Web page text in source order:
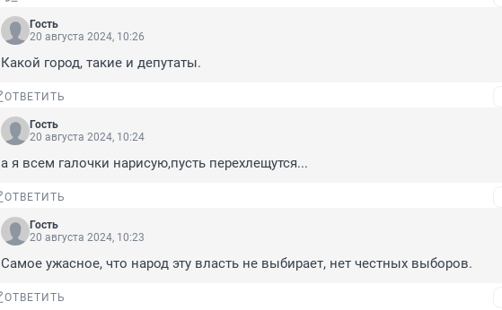
Гость
20 августа 2024, 10:26
Какой город, такие и депутаты.
ОТВЕТИТЬ
Гость
20 августа 2024, 10:24
а я всем галочки нарисую,пусть перехлещутся...
ОТВЕТИТЬ
Гость
20 августа 2024, 10:23
Самое ужасное, что народ эту власть не выбирает, нет честных выборов.
ОТВЕТИТЬ